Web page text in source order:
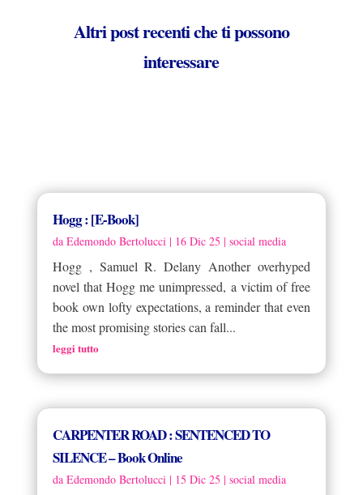
Altri post recenti che ti possono
interessare
Hogg : [E-Book]
da Edemondo Bertolucci| 16 Dic 25 | social media
Hogg , Samuel R. Delany Another overhyped
novel that Hogg me unimpressed, a victim of free
book own lofty expectations, a reminder that even
the most promising stories can fall...
leggi tutto
CARPENTER ROAD : SENTENCED TO
SILENCE – Book Online
da Edemondo Bertolucci| 15 Dic 25 | social media